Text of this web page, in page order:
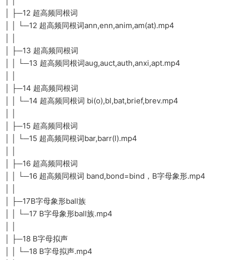
│ ├─12 超高频同根词
│ │ └─12 超高频同根词ann,enn,anim,am(at).mp4
│ ├─13 超高频同根词
│ │ └─13 超高频同根词aug,auct,auth,anxi,apt.mp4
│ ├─14 超高频同根词
│ │ └─14 超高频同根词 bi(o),bl,bat,brief,brev.mp4
│ ├─15 超高频同根词
│ │ └─15 超高频同根词bar,barr(l).mp4
│ ├─16 超高频同根词
│ │ └─16 超高频同根词 band,bond=bind，B字母象形.mp4
│ ├─17B字母象形ball族
│ │ └─17 B字母象形ball族.mp4
│ ├─18 B字母拟声
│ │ └─18 B字母拟声.mp4